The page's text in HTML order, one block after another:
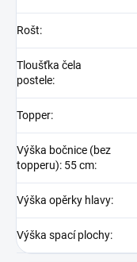
Rošt:
Tloušťka čela
postele:
Topper:
Výška bočnice (bez
topperu): 55 cm:
Výška opěrky hlavy:
Výška spací plochy: